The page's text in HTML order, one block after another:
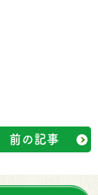
前の記事